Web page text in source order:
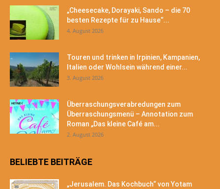
„Cheesecake, Dorayaki, Sando – die 70
besten Rezepte für zu Hause“...
4. August 2026
Touren und trinken in Irpinien, Kampanien,
Italien oder Wohlsein während einer...
3. August 2026
Überraschungsverabredungen zum
Überraschungsmenü – Annotation zum
Roman „Das kleine Café am...
2. August 2026
BELIEBTE BEITRÄGE
„Jerusalem. Das Kochbuch“ von Yotam